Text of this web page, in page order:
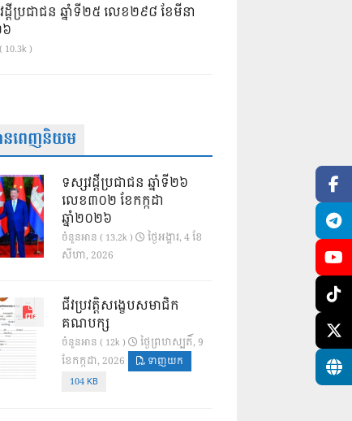
ដ្ដីប្រជាជន ឆ្នាំទី២៥ លេខ២៩៨ ខែមីនា
)
នពេញនិយម
ទស្សវដ្តីប្រជាជន ឆ្នាំទី២៦
លេខ៣០២ ខែកក្កដា
ឆ្នាំ២០២៦
ចំនួនអាន ( 13.2k )
ថ្ងៃ​អង្គារ, 4 ខែ​
សីហា, 2026
ជីវប្រវត្តិសង្ខេបសមាជិក
គណបក្ស
ចំនួនអាន ( 12k )
ថ្ងៃ​ព្រហស្បតិ៍, 9
ខែ​កក្កដា, 2026
ទាញយក
104 KB